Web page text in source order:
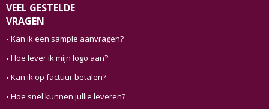
VEEL GESTELDE
VRAGEN
Kan ik een sample aanvragen?
Hoe lever ik mijn logo aan?
Kan ik op factuur betalen?
Hoe snel kunnen jullie leveren?